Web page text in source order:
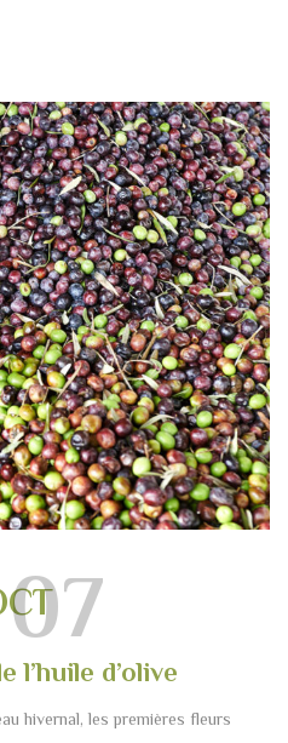
07
l’huile d’olive
hivernal, les premières fleurs